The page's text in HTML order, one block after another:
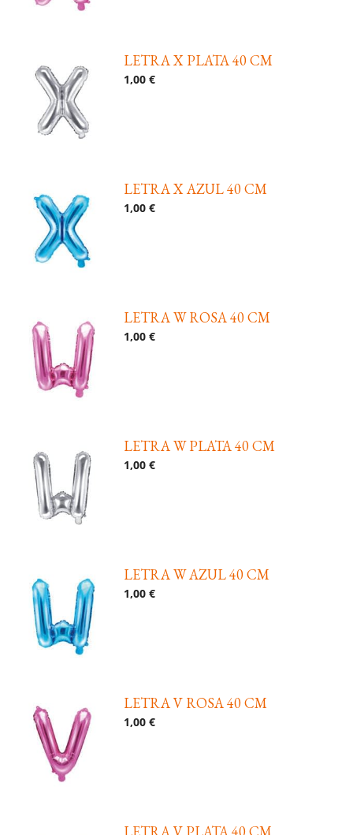
LETRA X PLATA 40 CM
1,00 €
LETRA X AZUL 40 CM
1,00 €
LETRA W ROSA 40 CM
1,00 €
LETRA W PLATA 40 CM
1,00 €
LETRA W AZUL 40 CM
1,00 €
LETRA V ROSA 40 CM
1,00 €